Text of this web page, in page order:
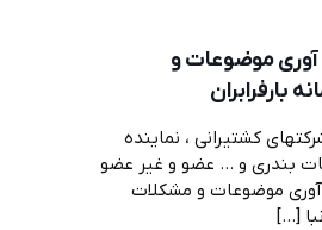
موضوعات و
بارفرابران
كشتيراني ، نماينده
بندري و … عضو و غير عضو
موضوعات و مشکلات
[…]